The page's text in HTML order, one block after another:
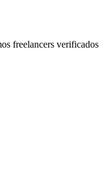
freelancers verificados